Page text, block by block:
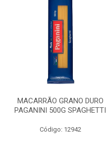
MACARRÃO GRANO DURO
PAGANINI 500G SPAGHETTI
Código: 12942